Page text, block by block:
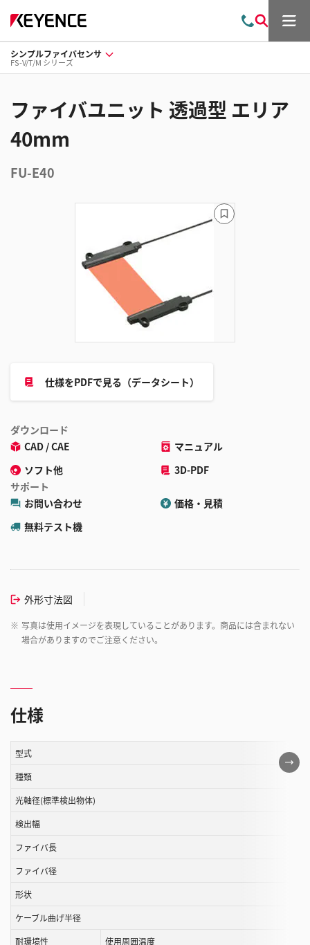
問
わ
索
メ
シンプルファイバセンサ
FS-V/T/M シリーズ
ファイバユニット 透過型 エリア
40mm
FU-E40
仕様をPDFで見る（データシート）
ダウンロード
CAD / CAE
マニュアル
ソフト他
3D-PDF
サポート
お問い合わせ
価格・見積
無料テスト機
外形寸法図
※ 写真は使用イメージを表現していることがあります。商品には含まれない
場合がありますのでご注意ください。
ブ
ッ
仕様
こ
の
型式
種類
光軸径(標準検出物体)
検出幅
ファイバ長
ファイバ径
形状
ケーブル曲げ半径
耐環境性
使用周囲温度